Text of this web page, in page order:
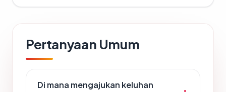
Pertanyaan Umum
Di mana mengajukan keluhan